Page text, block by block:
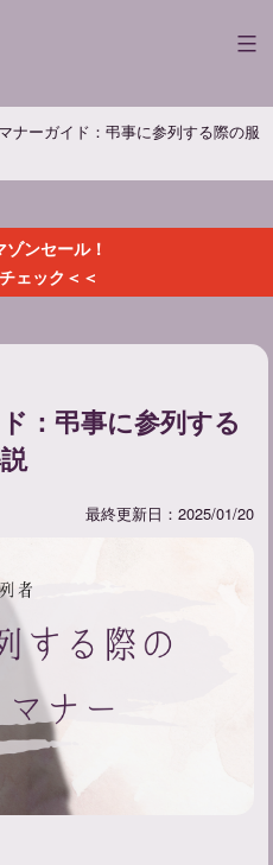
ナーガイド：弔事に参列する際の服
ンセール！
ェック＜＜
：弔事に参列する
最終更新日：2025/01/20